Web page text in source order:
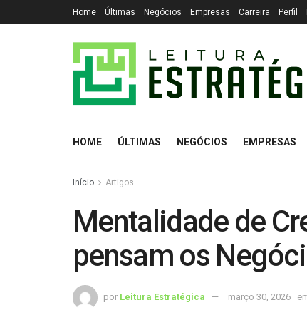
Home Últimas Negócios Empresas Carreira Perfil
HOME ÚLTIMAS NEGÓCIOS EMPRESAS
Início Artigos
Mentalidade de
pensam os
por Leitura Estratégica março 30, 2026